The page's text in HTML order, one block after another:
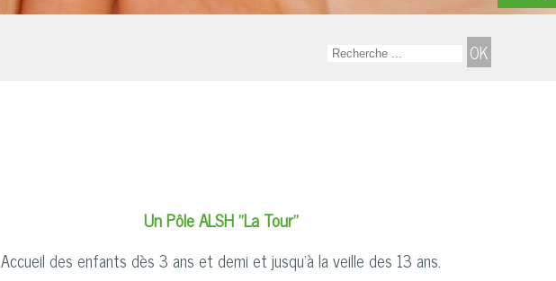
Un Pôle ALSH "La Tour"
Accueil des enfants dès 3 ans et demi et jusqu'à la veille des 13 ans.